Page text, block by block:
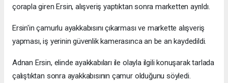
çorapla giren Ersin, alışveriş yaptıktan sonra marketten ayrıldı.
Ersin'in çamurlu ayakkabısını çıkarması ve markette alışveriş
yapması, iş yerinin güvenlik kamerasınca an be an kaydedildi.
Adnan Ersin, elinde ayakkabıları ile olayla ilgili konuşarak tarlada
çalıştıktan sonra ayakkabısının çamur olduğunu söyledi.